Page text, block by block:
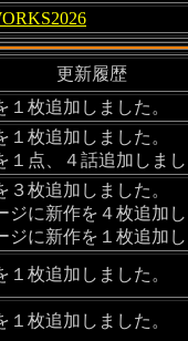
更新履歴
１枚追加しました。
１枚追加しました。
１点、４話追加しま
３枚追加しました。
ジに新作を４枚追加
ジに新作を１枚追加
１枚追加しました。
１枚追加しました。